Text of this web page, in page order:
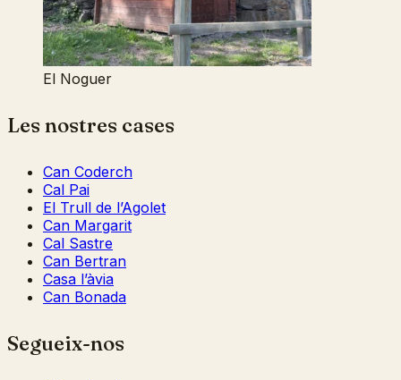
El Noguer
Les nostres cases
Can Coderch
Cal Pai
El Trull de l’Agolet
Can Margarit
Cal Sastre
Can Bertran
Casa l’àvia
Can Bonada
Segueix-nos